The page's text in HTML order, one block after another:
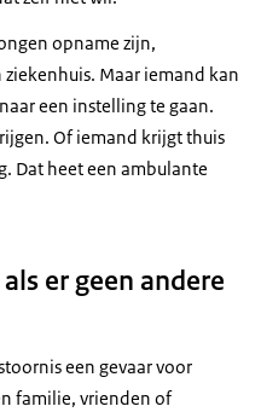
opname zijn,
Maar iemand kan
een instelling te gaan.
Of iemand krijgt thuis
Dat heet een ambulante
er geen andere
een gevaar voor
familie, vrienden of